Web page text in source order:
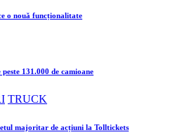
o nouă funcționalitate
131.000 de camioane
TRUCK
majoritar de acțiuni la Tolltickets